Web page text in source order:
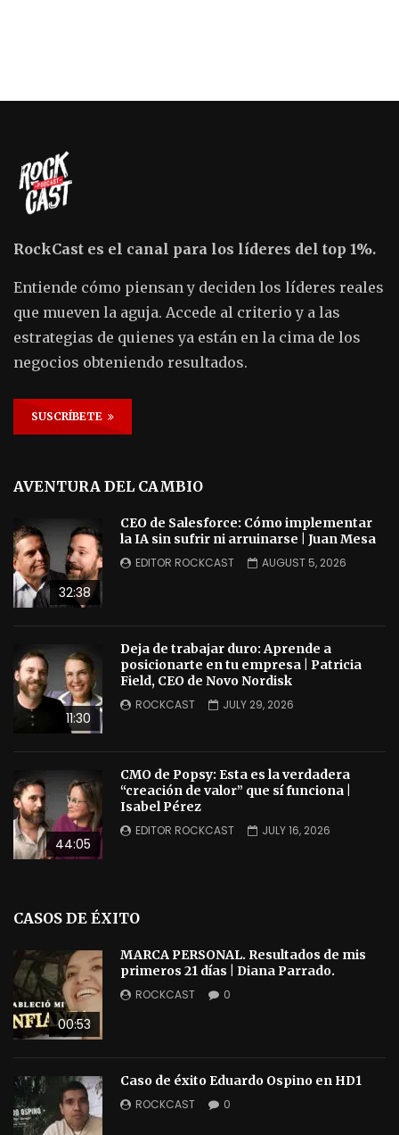
RockCast es el canal para los líderes del top 1%.
Entiende cómo piensan y deciden los líderes reales
que mueven la aguja. Accede al criterio y a las
estrategias de quienes ya están en la cima de los
negocios obteniendo resultados.
SUSCRÍBETE
AVENTURA DEL CAMBIO
32:38
CEO de Salesforce: Cómo implementar
la IA sin sufrir ni arruinarse | Juan Mesa
EDITOR ROCKCAST AUGUST 5, 2026
11:30
Deja de trabajar duro: Aprende a
posicionarte en tu empresa | Patricia
Field, CEO de Novo Nordisk
ROCKCAST JULY 29, 2026
44:05
CMO de Popsy: Esta es la verdadera
“creación de valor” que sí funciona |
Isabel Pérez
EDITOR ROCKCAST JULY 16, 2026
CASOS DE ÉXITO
00:53
MARCA PERSONAL. Resultados de mis
primeros 21 días | Diana Parrado.
ROCKCAST 0
Caso de éxito Eduardo Ospino en HD1
ROCKCAST 0